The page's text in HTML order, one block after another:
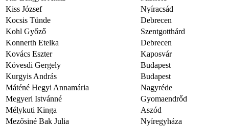
Kiss József
Nyíracsád
Kocsis Tünde
Debrecen
Kohl Győző
Szentgotthárd
Konnerth Etelka
Debrecen
Kovács Eszter
Kaposvár
Kövesdi Gergely
Budapest
Kurgyis András
Budapest
Máténé Hegyi Annamária
Nagyréde
Megyeri Istvánné
Gyomaendrőd
Mélykuti Kinga
Aszód
Mezősiné Bak Julia
Nyíregyháza